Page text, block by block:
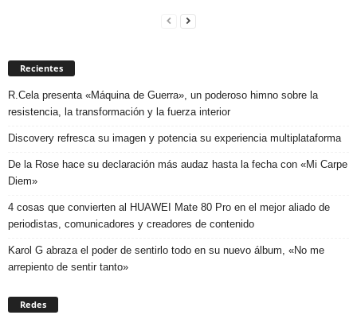
Recientes
R.Cela presenta «Máquina de Guerra», un poderoso himno sobre la
resistencia, la transformación y la fuerza interior
Discovery refresca su imagen y potencia su experiencia multiplataforma
De la Rose hace su declaración más audaz hasta la fecha con «Mi Carpe
Diem»
4 cosas que convierten al HUAWEI Mate 80 Pro en el mejor aliado de
periodistas, comunicadores y creadores de contenido
Karol G abraza el poder de sentirlo todo en su nuevo álbum, «No me
arrepiento de sentir tanto»
Redes